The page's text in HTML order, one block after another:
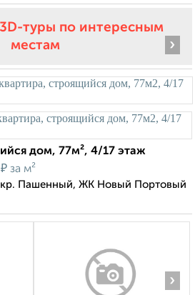
туры по интересным
местам
›
дом, 77м², 4/17 этаж
₽ за м²
Пашенный, ЖК Новый Портовый
›